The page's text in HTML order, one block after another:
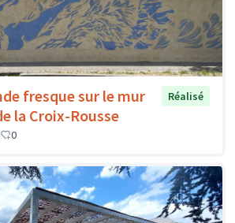
fresque sur le mur
la Croix-Rousse
Réalisé
0